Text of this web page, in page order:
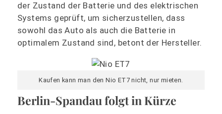
der Zustand der Batterie und des elektrischen
Systems geprüft, um sicherzustellen, dass
sowohl das Auto als auch die Batterie in
optimalem Zustand sind, betont der Hersteller.
Kaufen kann man den Nio ET7 nicht, nur mieten.
Berlin-Spandau folgt in Kürze